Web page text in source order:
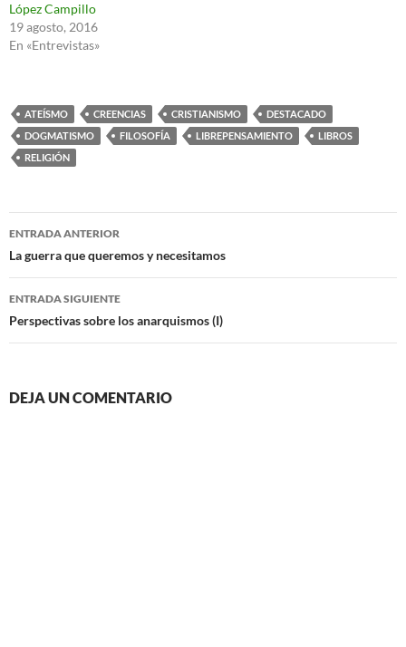
López Campillo
19 agosto, 2016
En «Entrevistas»
ATEÍSMO CREENCIAS CRISTIANISMO
DESTACADO
DOGMATISMO
FILOSOFÍA LIBREPENSAMIENTO
LIBROS
RELIGIÓN
Navegación
de
entradas
ENTRADA ANTERIOR
La guerra que queremos y necesitamos
ENTRADA SIGUIENTE
Perspectivas sobre los anarquismos (I)
DEJA UN COMENTARIO